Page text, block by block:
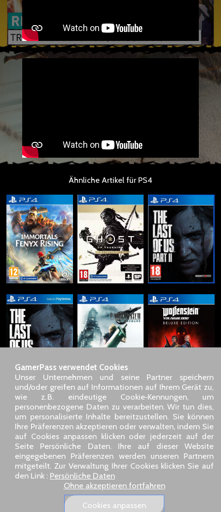
Ähnliche Artikel für PS4
GamerPass verwendet Cookies
Unser Unternehmen und seine Partner speichern
und/oder greifen auf Informationen auf Ihrem Gerät zu,
wie z. B. eindeutige Cookie‑Kennungen, um
personenbezogene Daten zu verarbeiten. Wir tun dies,
um personalisierte Inhalte bereitzustellen. Sie können
Ihre Präferenzen akzeptieren oder verwalten, indem Sie
auf Cookies anpassen klicken oder jederzeit auf der
Seite Persönliche Daten. Ihre auf dieser Website
eingegebenen Präferenzen werden unseren Partnern
mitgeteilt. Zur Verwaltung Ihrer Cookies klicken Sie auf
den Link : Persönliche Daten
Ohne akzeptieren fortfahren
Cookies anpassen
SARL GDN GamerPass, Kundenservice telefonisch : +33 1 85
09 18 80
Unsere Adresse : 5 chemin de Daru 26100 Romans sur Isère
(France)
Unsere E-Mail-Adresse :pro@gamerpass.de
Startseite-Kundenbereich-Kontakt- Impressum
Persönliche Daten-Allgemeine Geschäftsbedingungen
Rückgabe & Erstattung
Über uns
Lieferbedingungen